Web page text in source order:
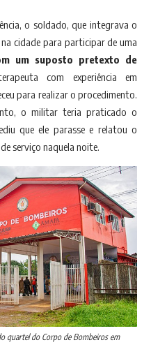
o soldado, que integrava o
cidade para participar de uma
um suposto pretexto de
com experiência em
para realizar o procedimento.
o militar teria praticado o
que ele parasse e relatou o
serviço naquela noite.
quartel do Corpo de Bombeiros em